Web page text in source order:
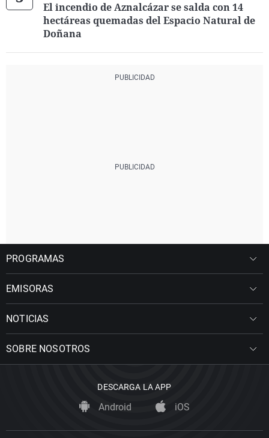
El incendio de Aznalcázar se salda con 14
hectáreas quemadas del Espacio Natural de
Doñana
PROGRAMAS
EMISORAS
NOTICIAS
SOBRE NOSOTROS
DESCARGA LA APP
Android iOS